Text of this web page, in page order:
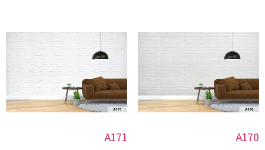
A170
A171